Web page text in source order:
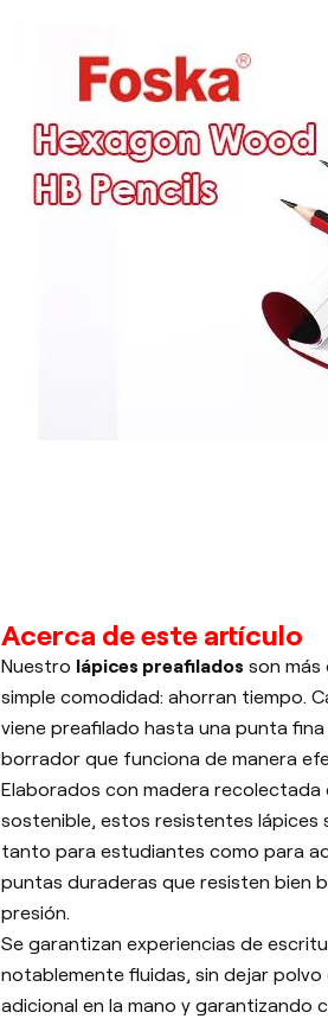
Acerca de este artículo
Nuestro lápices preafilados son más
simple comodidad: ahorran tiempo.
viene preafilado hasta una punta fina
borrador que funciona de manera
Elaborados con madera recolectada
sostenible, estos resistentes lápices
tanto para estudiantes como para
puntas duraderas que resisten bien
presión.
Se garantizan experiencias de
notablemente fluidas, sin dejar polvo
adicional en la mano y garantizando